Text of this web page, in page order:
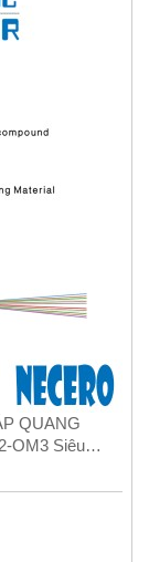
OM3 Siêu